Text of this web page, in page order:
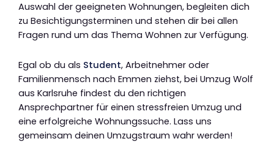
Auswahl der geeigneten Wohnungen, begleiten dich
zu Besichtigungsterminen und stehen dir bei allen
Fragen rund um das Thema Wohnen zur Verfügung.
Egal ob du als Student, Arbeitnehmer oder
Familienmensch nach Emmen ziehst, bei Umzug Wolf
aus Karlsruhe findest du den richtigen
Ansprechpartner für einen stressfreien Umzug und
eine erfolgreiche Wohnungssuche. Lass uns
gemeinsam deinen Umzugstraum wahr werden!